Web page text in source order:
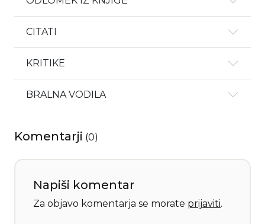
CITATI
KRITIKE
BRALNA VODILA
Komentarji (0)
Napiši komentar
Za objavo komentarja se morate prijaviti.